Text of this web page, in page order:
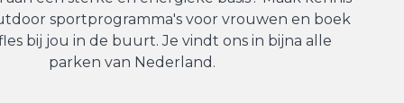
sportprogramma's voor vrouwen en boek
bij jou in de buurt. Je vindt ons in bijna alle
parken van Nederland.